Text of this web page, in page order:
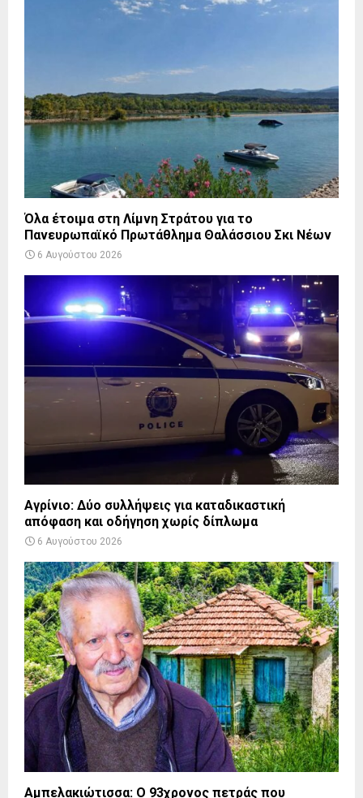
Όλα έτοιμα στη Λίμνη Στράτου για το
Πανευρωπαϊκό Πρωτάθλημα Θαλάσσιου Σκι Νέων
6 Αυγούστου 2026
Αγρίνιο: Δύο συλλήψεις για καταδικαστική
απόφαση και οδήγηση χωρίς δίπλωμα
6 Αυγούστου 2026
Αμπελακιώτισσα: Ο 93χρονος πετράς που